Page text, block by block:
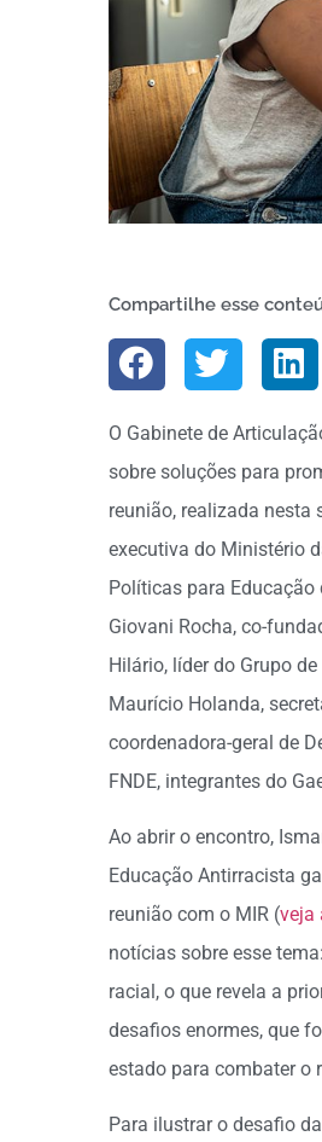
Compartilhe esse
O Gabinete de
sobre soluções para
reunião, realizada nesta
executiva do Ministério
Políticas para Educação
Giovani Rocha, co-
Hilário, líder do Grupo
Maurício Holanda,
coordenadora-geral de
FNDE, integrantes do
Ao abrir o encontro,
Educação Antirracista
reunião com o MIR (veja
notícias sobre esse
racial, o que revela a
desafios enormes, que
estado para combater o
Para ilustrar o desafio